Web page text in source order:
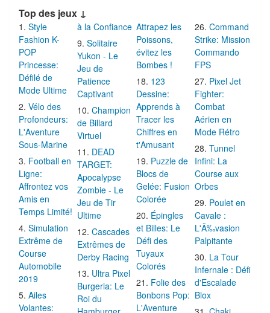
Top des jeux ↓
Style
Fashion K-
POP
Princesse:
Défilé de
Mode Ultime
Vélo des
Profondeurs:
L'Aventure
Sous-Marine
Football en
Ligne:
Affrontez vos
Amis en
Temps Limité!
Simulation
Extrême de
Course
Automobile
2019
Ailes
Volantes:
à la Confiance
Solitaire
Yukon - Le
Jeu de
Patience
Captivant
Champion
de Billard
Virtuel
DEAD
TARGET:
Apocalypse
Zombie - Le
Jeu de Tir
Ultime
Cascades
Extrêmes de
Derby Racing
Ultra Pixel
Burgeria: Le
Roi du
Attrapez les
Poissons,
évitez les
Bombes !
123
Dessine:
Apprends à
Tracer les
Chiffres en
t'Amusant
Puzzle de
Blocs de
Gelée: Fusion
Colorée
Épingles
et Billes: Le
Défi des
Tuyaux
Colorés
Folie des
Bonbons Pop:
L'Aventure
Command
Strike: Mission
Commando
FPS
Pixel Jet
Fighter:
Combat
Aérien en
Mode Rétro
Tunnel
Infini: La
Course aux
Orbes
Poulet en
Cavale :
L'Ã‰vasion
Palpitante
La Tour
Infernale : Défi
d'Escalade
Blox